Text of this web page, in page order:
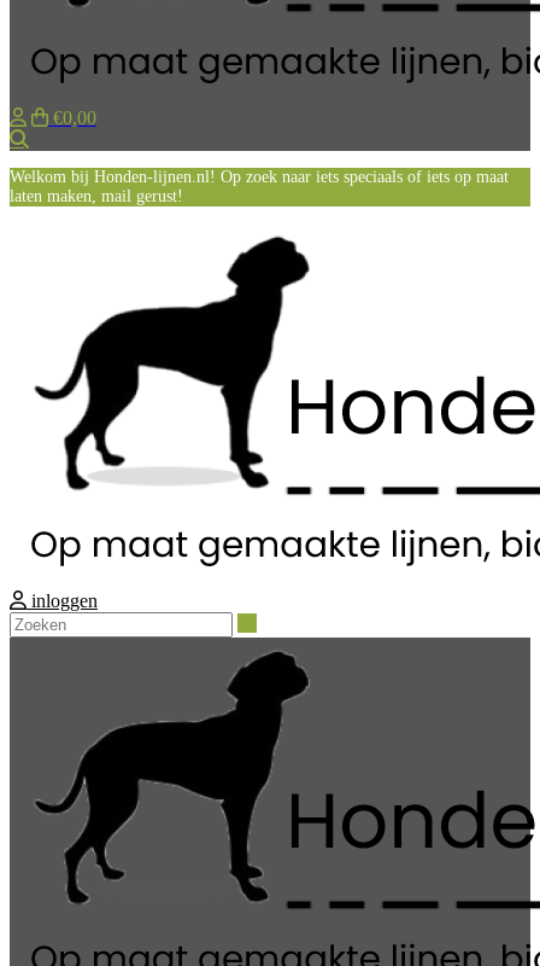
€0,00
Welkom bij Honden-lijnen.nl! Op zoek naar iets speciaals of iets op maat
laten maken, mail gerust!
inloggen